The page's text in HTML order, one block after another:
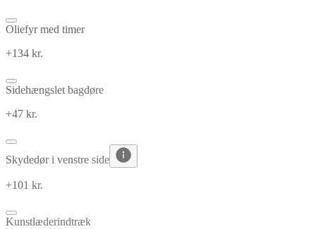
Oliefyr med timer
+134 kr.
Sidehængslet bagdøre
+47 kr.
Skydedør i venstre side
+101 kr.
Kunstlæderindtræk